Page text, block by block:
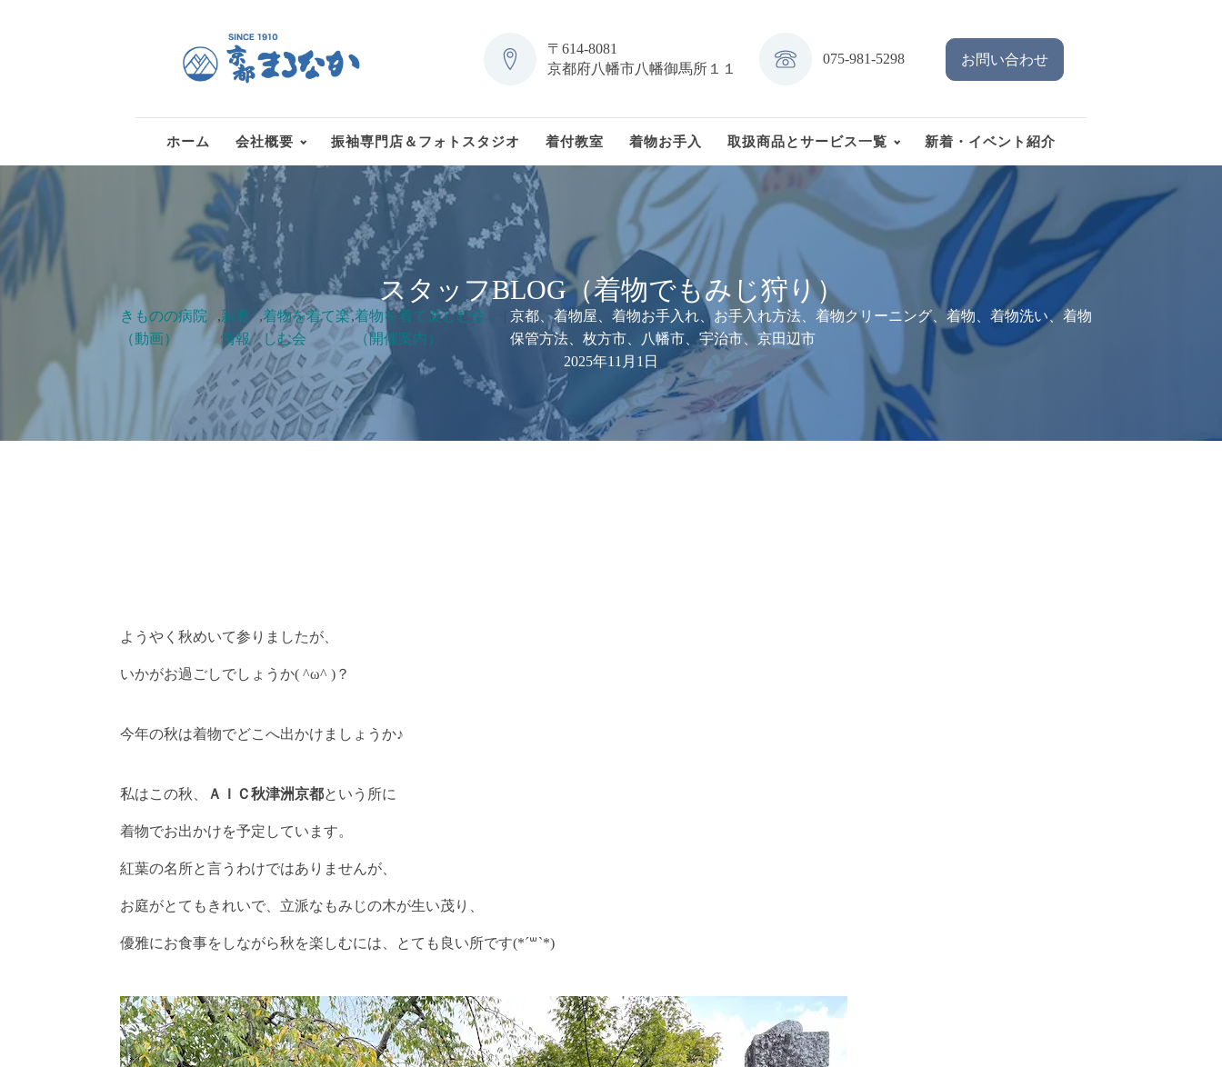
〒614-8081
京都府八幡市八幡御馬所１１
075-981-5298 お問い合わせ
ホーム 会社概要 振袖専門店＆フォトスタジオ 着付教室 着物お手入 取扱商品とサービス一覧 新着・イベント紹介
スタッフBLOG（着物でもみじ狩り）
きものの病院
（動画）
,新着
情報
,着物を着て楽
しむ会
,着物を着て楽しむ会
（開催案内）
| 京都、着物屋、着物お手入れ、お手入れ方法、着物クリーニング、着物、着物洗い、着物
保管方法、枚方市、八幡市、宇治市、京田辺市
2025年11月1日
ようやく秋めいて参りましたが、
いかがお過ごしでしょうか( ^ω^ )？
今年の秋は着物でどこへ出かけましょうか♪
私はこの秋、 ＡＩＣ秋津洲京都という所に
着物でお出かけを予定しています。
紅葉の名所と言うわけではありませんが、
お庭がとてもきれいで、立派なもみじの木が生い茂り、
優雅にお食事をしながら秋を楽しむには、とても良い所です(*´꒳`*)